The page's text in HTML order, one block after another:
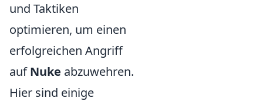
und Taktiken
optimieren, um einen
erfolgreichen Angriff
aufNuke abzuwehren.
Hier sind einige